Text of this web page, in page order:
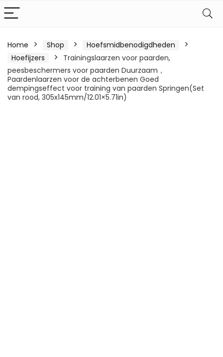
Home Shop
Hoefsmidbenodigdheden
Hoefijzers
Trainingslaarzen voor paarden,
peesbeschermers voor paarden Duurzaam，
Paardenlaarzen voor de achterbenen Goed
dempingseffect voor training van paarden Springen(Set
van rood, 305x145mm/12.01×5.71in)